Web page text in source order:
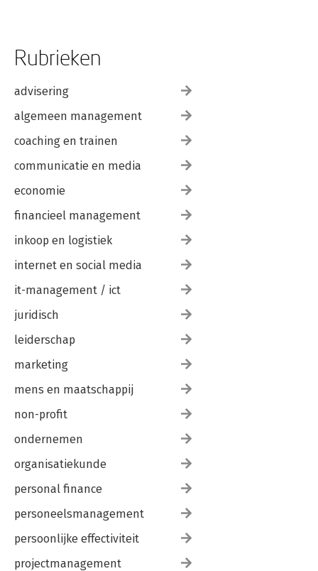
Rubrieken
advisering
algemeen management
coaching en trainen
communicatie en media
economie
financieel management
inkoop en logistiek
internet en social media
it-management / ict
juridisch
leiderschap
marketing
mens en maatschappij
non-profit
ondernemen
organisatiekunde
personal finance
personeelsmanagement
persoonlijke effectiviteit
projectmanagement